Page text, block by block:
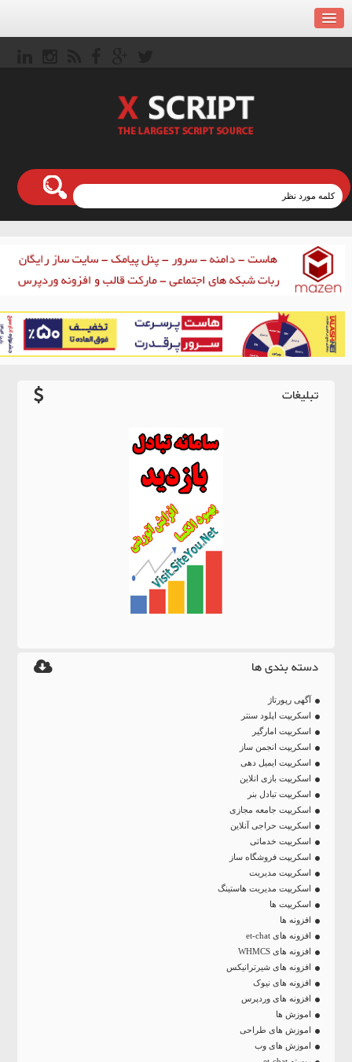
تبلیغات
دسته بندی ها
آگهی رپورتاژ
اسکریپت اپلود سنتر
اسکریپت امارگیر
اسکریپت انجمن ساز
اسکریپت ایمیل دهی
اسکریپت بازی انلاین
اسکریپت تبادل بنر
اسکریپت جامعه مجازی
اسکریپت حراجی آنلاین
اسکریپت خدماتی
اسکریپت فروشگاه ساز
اسکریپت مدیریت
اسکریپت مدیریت هاستینگ
اسکریپت ها
افزونه ها
افزونه های et-chat
افزونه های WHMCS
افزونه های شیرترانیکس
افزونه های نیوک
افزونه های وردپرس
اموزش ها
اموزش های طراحی
اموزش های وب